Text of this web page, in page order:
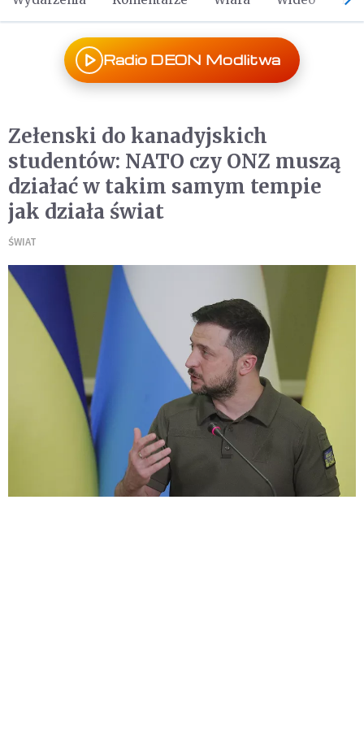
Radio DEON Modlitwa
Zełenski do kanadyjskich
studentów: NATO czy ONZ muszą
działać w takim samym tempie
jak działa świat
ŚWIAT